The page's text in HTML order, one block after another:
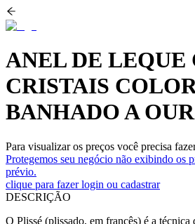
ANEL DE LEQUE
CRISTAIS
BANHADO A
Para visualizar os preços você precisa
Protegemos seu negócio não exibindo os
prévio.
clique para fazer login ou cadastrar
DESCRIÇÃO
O Plissé (plissado, em francês) é a técnica